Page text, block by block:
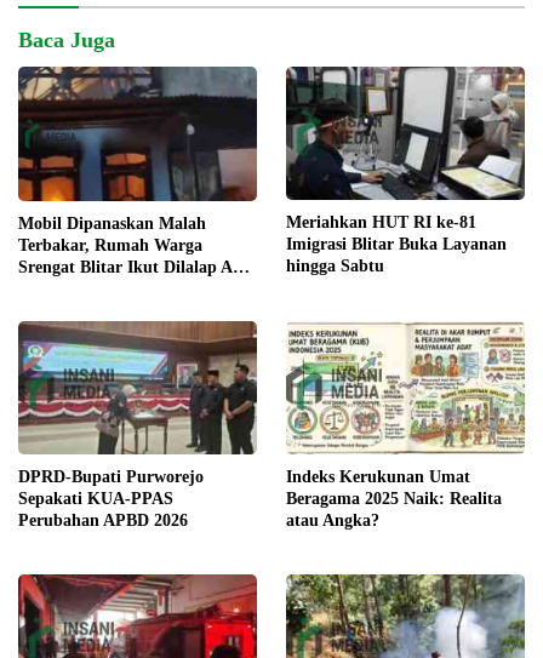
Baca Juga
Mobil Dipanaskan Malah
Terbakar, Rumah Warga
Srengat Blitar Ikut Dilalap Api,
Meriahkan HUT RI ke-81
Imigrasi Blitar Buka Layanan
hingga Sabtu
DPRD-Bupati Purworejo
Sepakati KUA-PPAS
Perubahan APBD 2026
Indeks Kerukunan Umat
Beragama 2025 Naik: Realita
atau Angka?